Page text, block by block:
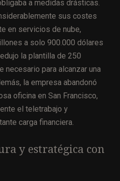
a medidas drásticas.
sus costes
en servicios de nube,
a solo 900.000 dólares
la plantilla de 250
necesario para alcanzar una
la empresa abandonó
oficina en San Francisco,
el teletrabajo y
carga financiera.
y estratégica con